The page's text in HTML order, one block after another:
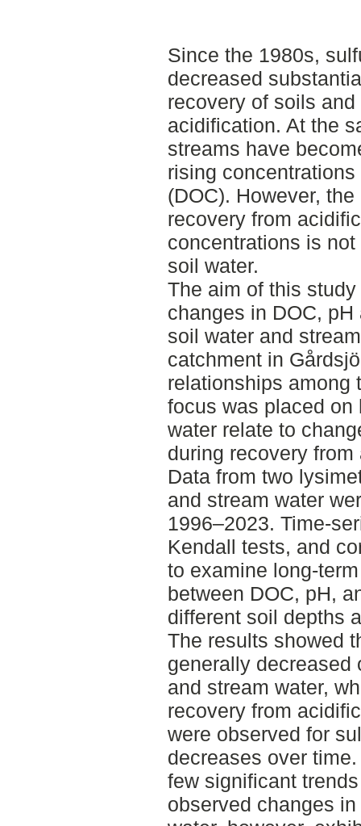
Since the 1980s,
decreased
recovery of soils
acidification. At the
streams have
rising
(DOC). However,
recovery from
concentrations is
soil water.
The aim of this
changes in DOC,
soil water and
catchment in
relationships among
focus was placed
water relate to
during recovery
Data from two
and stream water
1996–2023. Time-
Kendall tests, and
to examine long-
between DOC, pH,
different soil depths
The results showed
generally decreased
and stream water,
recovery from
were observed for
decreases over
few significant
observed changes